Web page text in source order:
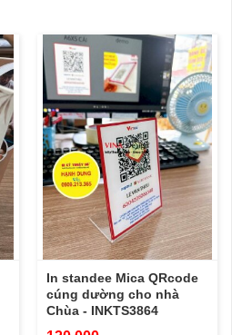
In standee Mica QRcode
cúng dường cho nhà
Chùa - INKTS3864